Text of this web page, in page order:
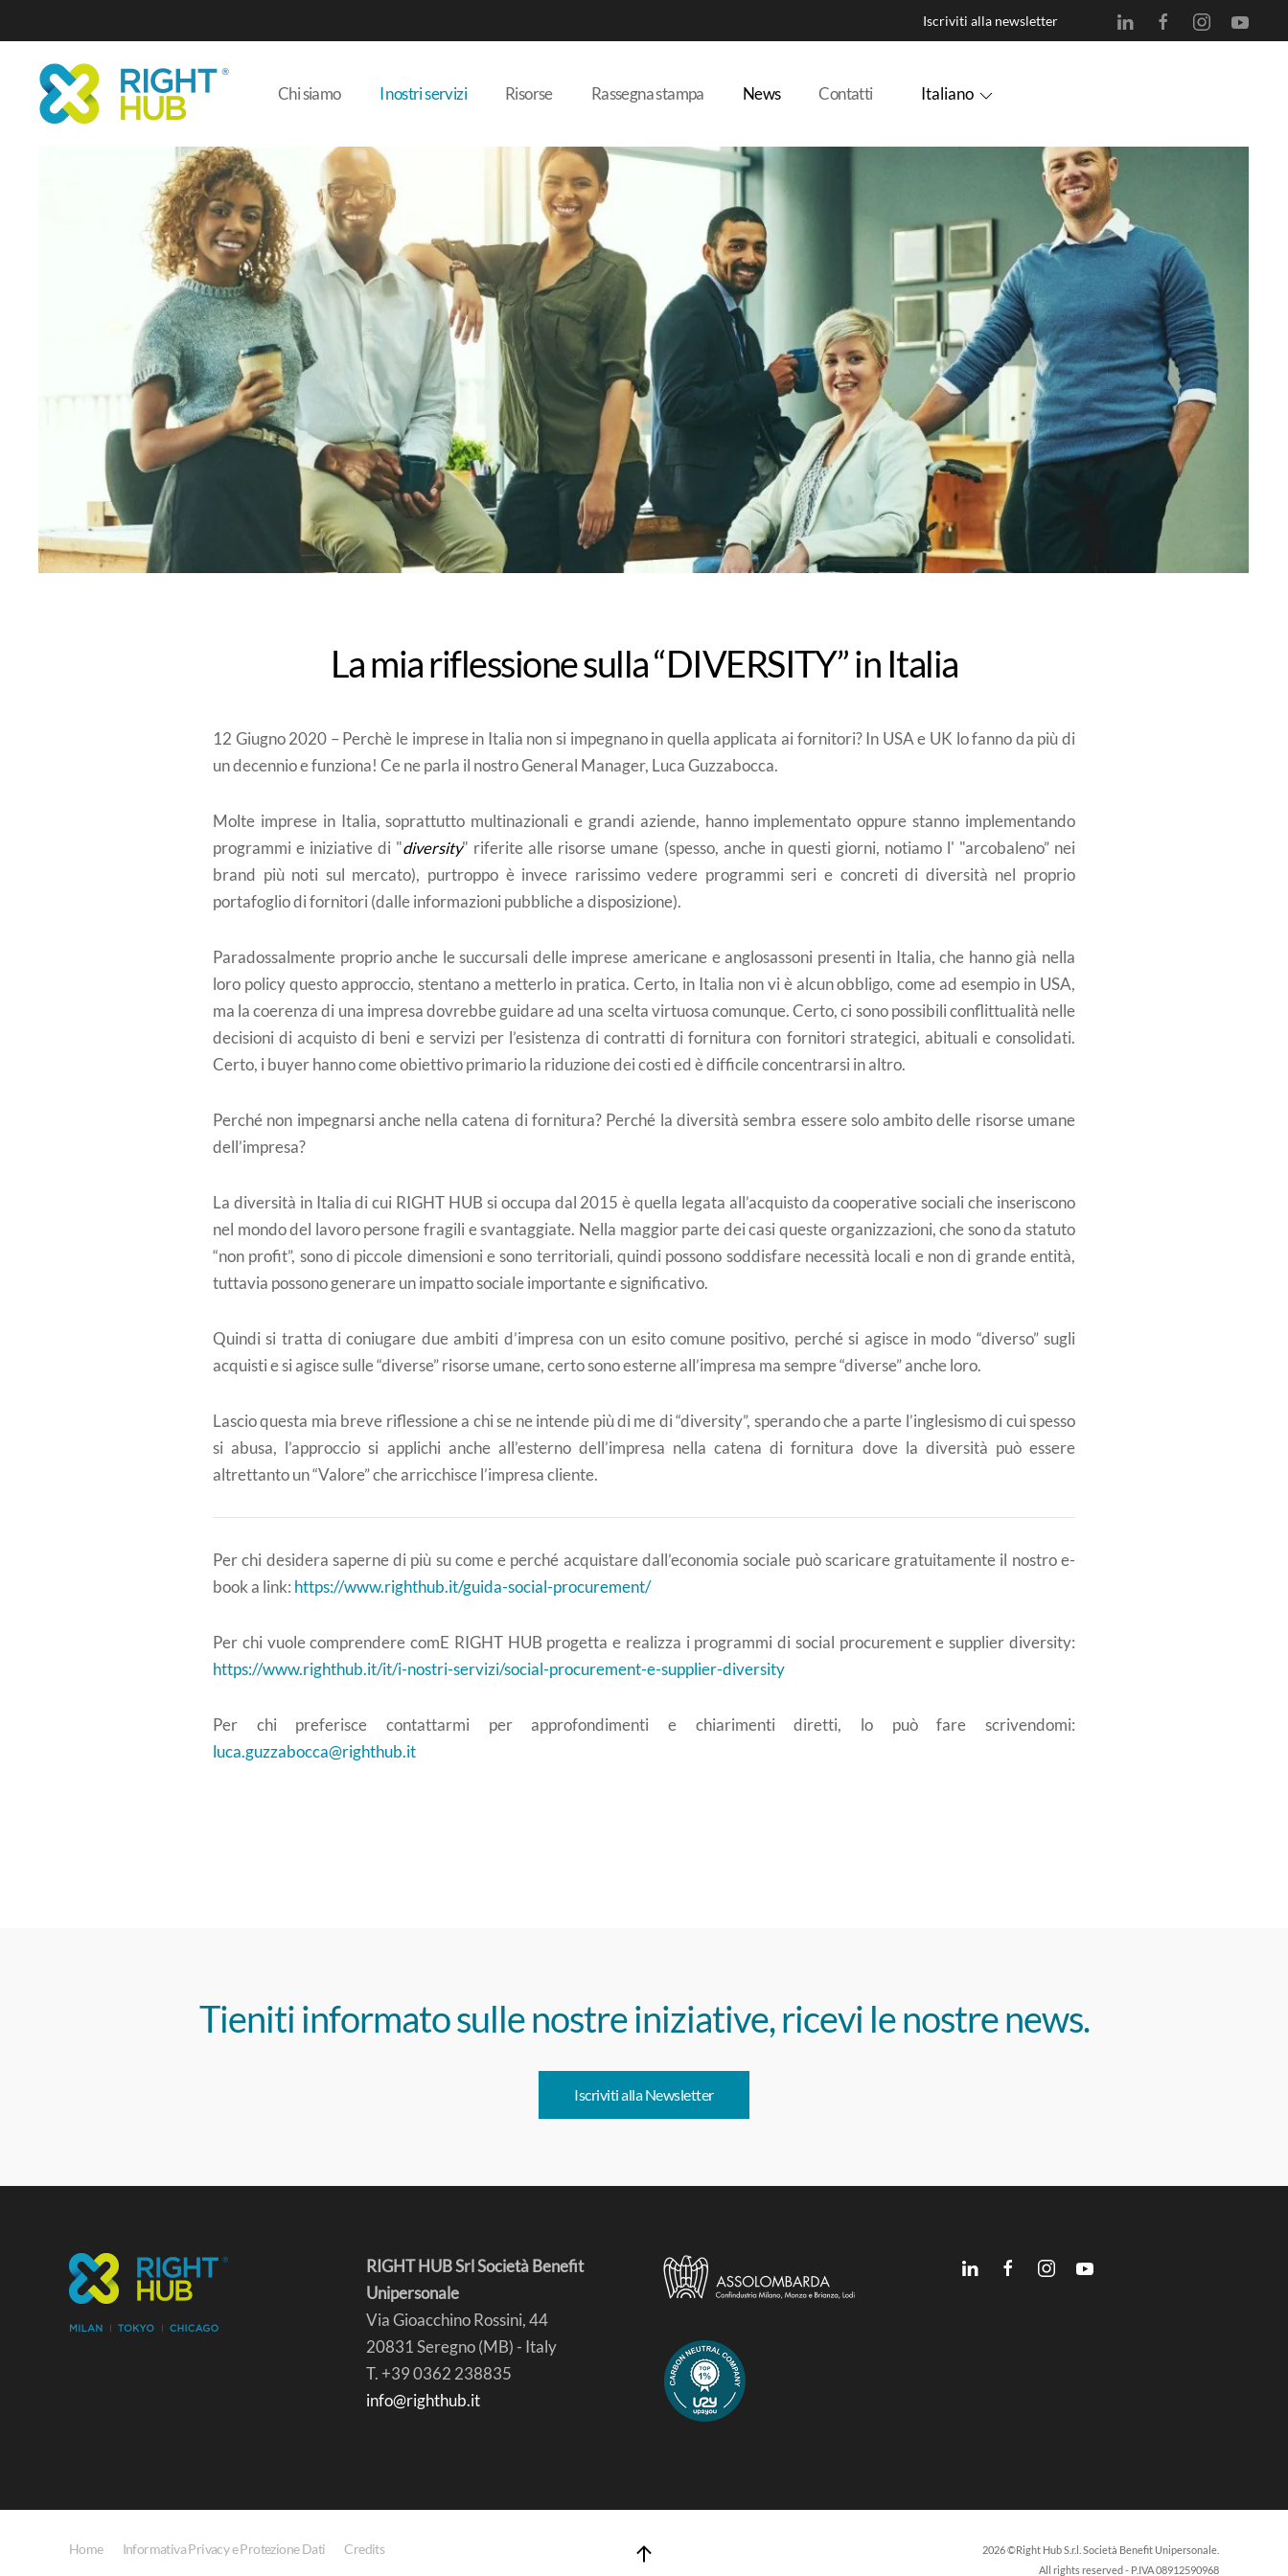
Iscriviti alla newsletter
Chi siamo I nostri servizi Risorse Rassegna stampa News Contatti Italiano
La mia riflessione sulla “DIVERSITY” in Italia
12 Giugno 2020 – Perchè le imprese in Italia non si impegnano in quella applicata ai fornitori? In USA e UK lo fanno da più di
un decennio e funziona! Ce ne parla il nostro General Manager, Luca Guzzabocca.
Molte imprese in Italia, soprattutto multinazionali e grandi aziende, hanno implementato oppure stanno implementando
programmi e iniziative di "diversity" riferite alle risorse umane (spesso, anche in questi giorni, notiamo l' "arcobaleno” nei
brand più noti sul mercato), purtroppo è invece rarissimo vedere programmi seri e concreti di diversità nel proprio
portafoglio di fornitori (dalle informazioni pubbliche a disposizione).
Paradossalmente proprio anche le succursali delle imprese americane e anglosassoni presenti in Italia, che hanno già nella
loro policy questo approccio, stentano a metterlo in pratica. Certo, in Italia non vi è alcun obbligo, come ad esempio in USA,
ma la coerenza di una impresa dovrebbe guidare ad una scelta virtuosa comunque. Certo, ci sono possibili conflittualità nelle
decisioni di acquisto di beni e servizi per l’esistenza di contratti di fornitura con fornitori strategici, abituali e consolidati.
Certo, i buyer hanno come obiettivo primario la riduzione dei costi ed è difficile concentrarsi in altro.
Perché non impegnarsi anche nella catena di fornitura? Perché la diversità sembra essere solo ambito delle risorse umane
dell’impresa?
La diversità in Italia di cui RIGHT HUB si occupa dal 2015 è quella legata all’acquisto da cooperative sociali che inseriscono
nel mondo del lavoro persone fragili e svantaggiate. Nella maggior parte dei casi queste organizzazioni, che sono da statuto
“non profit”, sono di piccole dimensioni e sono territoriali, quindi possono soddisfare necessità locali e non di grande entità,
tuttavia possono generare un impatto sociale importante e significativo.
Quindi si tratta di coniugare due ambiti d’impresa con un esito comune positivo, perché si agisce in modo “diverso” sugli
acquisti e si agisce sulle “diverse” risorse umane, certo sono esterne all’impresa ma sempre “diverse” anche loro.
Lascio questa mia breve riflessione a chi se ne intende più di me di “diversity”, sperando che a parte l’inglesismo di cui spesso
si abusa, l’approccio si applichi anche all’esterno dell’impresa nella catena di fornitura dove la diversità può essere
altrettanto un “Valore” che arricchisce l’impresa cliente.
Per chi desidera saperne di più su come e perché acquistare dall’economia sociale può scaricare gratuitamente il nostro e-
book a link: https://www.righthub.it/guida-social-procurement/
Per chi vuole comprendere comE RIGHT HUB progetta e realizza i programmi di social procurement e supplier diversity:
https://www.righthub.it/it/i-nostri-servizi/social-procurement-e-supplier-diversity
Per chi preferisce contattarmi per approfondimenti e chiarimenti diretti, lo può fare scrivendomi:
luca.guzzabocca@righthub.it
Tieniti informato sulle nostre iniziative, ricevi le nostre news.
Iscriviti alla Newsletter
RIGHT HUB Srl Società Benefit
Unipersonale
Via Gioacchino Rossini, 44
20831 Seregno (MB) - Italy
T. +39 0362 238835
info@righthub.it
Home Informativa Privacy e Protezione Dati Credits
2026 ©Right Hub S.r.l. Società Benefit Unipersonale.
All rights reserved - P.IVA 08912590968